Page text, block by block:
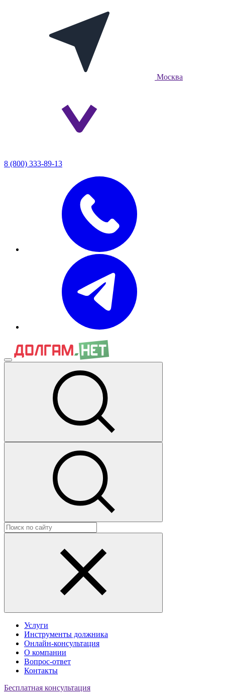
Москва
8 (800) 333-89-13
Услуги
Инструменты должника
Онлайн-консультация
О компании
Вопрос-ответ
Контакты
Бесплатная консультация